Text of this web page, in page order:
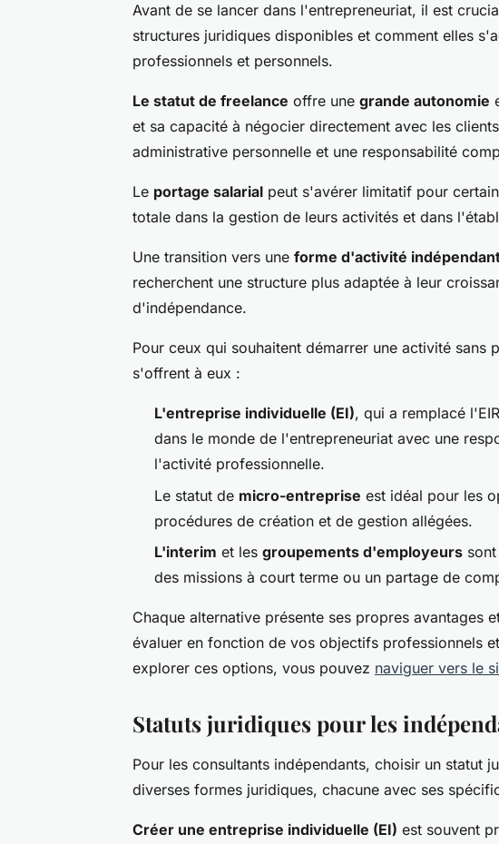
Avant de se lancer dans l'entrepreneuriat, il est
structures juridiques disponibles et comment elles
professionnels et personnels.
Le statut de freelance offre une grande autonomie
et sa capacité à négocier directement avec les
administrative personnelle et une responsabilité
Le portage salarial peut s'avérer limitatif pour
totale dans la gestion de leurs activités et dans
Une transition vers une forme d'activité
recherchent une structure plus adaptée à leur
d'indépendance.
Pour ceux qui souhaitent démarrer une activité sans
s'offrent à eux :
L'entreprise individuelle (EI), qui a remplacé
dans le monde de l'entrepreneuriat avec une
l'activité professionnelle.
Le statut de micro-entreprise est idéal pour les
procédures de création et de gestion allégées.
L'interim et les groupements d'employeurs
des missions à court terme ou un partage de
Chaque alternative présente ses propres avantages
évaluer en fonction de vos objectifs professionnels
explorer ces options, vous pouvez naviguer vers le
Statuts juridiques pour les
Pour les consultants indépendants, choisir un statut
diverses formes juridiques, chacune avec ses
Créer une entreprise individuelle (EI) est souvent